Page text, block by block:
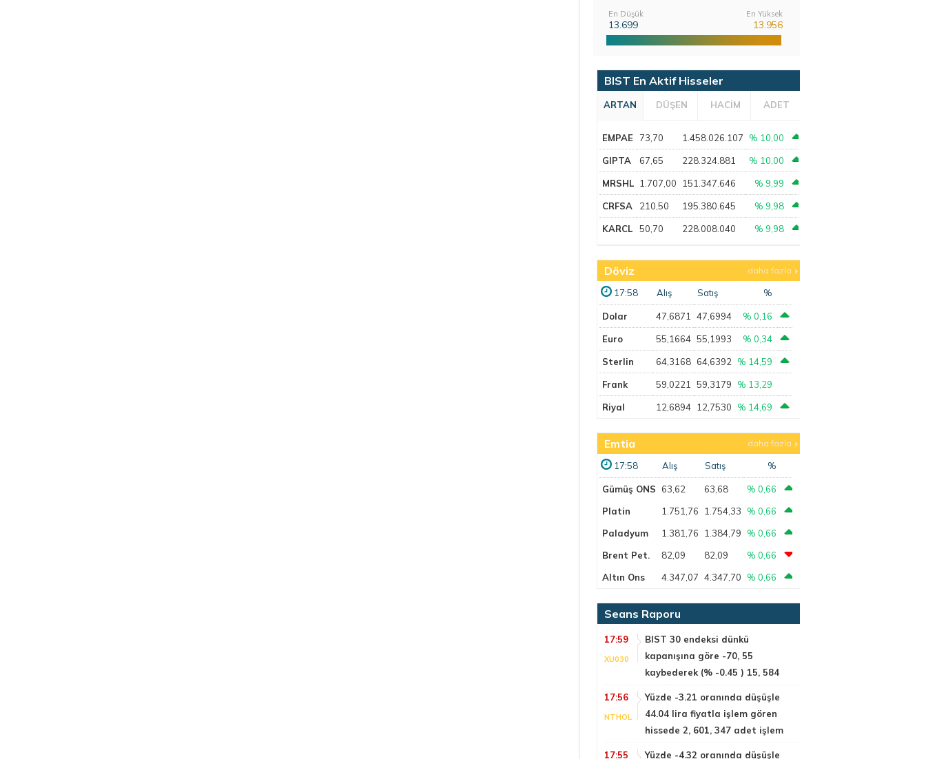
En Düşük
13.699
En Yüksek
13.956
BIST En Aktif Hisseler
ARTAN DÜŞEN HACİM ADET
EMPAE 73,70 1.458.026.107 % 10,00
GIPTA 67,65 228.324.881 % 10,00
MRSHL 1.707,00 151.347.646 % 9,99
CRFSA 210,50 195.380.645 % 9,98
KARCL 50,70 228.008.040 % 9,98
Döviz daha fazla
17:58 Alış Satış %
Dolar 47,6871 47,6994 % 0,16
Euro 55,1664 55,1993 % 0,34
Sterlin 64,3168 64,6392 % 14,59
Frank 59,0221 59,3179 % 13,29
Riyal 12,6894 12,7530 % 14,69
Emtia daha fazla
17:58 Alış Satış %
Gümüş ONS 63,62 63,68
% 0,66
Platin
1.751,76 1.754,33
% 0,66
Paladyum
1.381,76 1.384,79
% 0,66
Brent Pet.
82,09 82,09
% 0,66
Altın Ons
4.347,07 4.347,70 % 0,66
Seans Raporu
17:59
XU030
BIST 30 endeksi dünkü
kapanışına göre -70, 55
kaybederek (% -0.45 ) 15, 584
17:56
NTHOL
Yüzde -3.21 oranında düşüşle
44.04 lira fiyatla işlem gören
hissede 2, 601, 347 adet işlem
17:55
Yüzde -4.32 oranında düşüşle